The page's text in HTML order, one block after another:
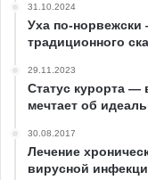
31.10.2024
Уха по-норвежски
традиционного
29.11.2023
Статус курорта —
мечтает об
30.08.2017
Лечение
вирусной